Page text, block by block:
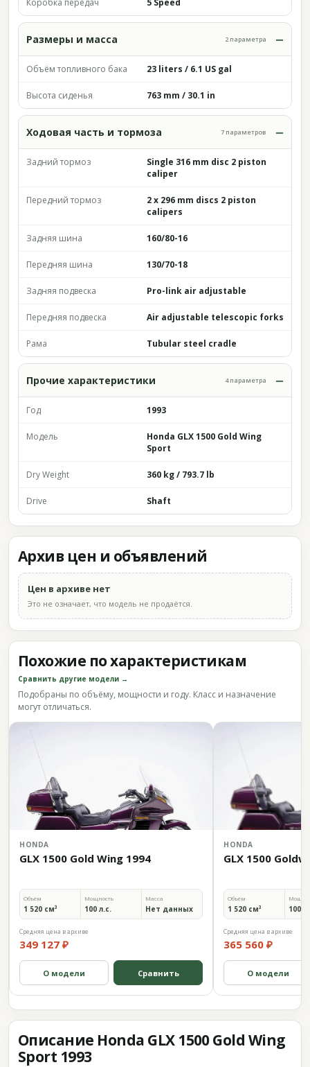
Коробка передач 5 Speed
Размеры и масса 2 параметра
Объём топливного бака 23 liters / 6.1 US gal
Высота сиденья 763 mm / 30.1 in
Ходовая часть и тормоза 7 параметров
Задний тормоз
Single 316 mm disc 2 piston
caliper
Передний тормоз
2 x 296 mm discs 2 piston
calipers
Задняя шина 160/80-16
Передняя шина 130/70-18
Задняя подвеска Pro-link air adjustable
Передняя подвеска Air adjustable telescopic forks
Рама Tubular steel cradle
Прочие характеристики 4 параметра
Год 1993
Модель
Honda GLX 1500 Gold Wing
Sport
Dry Weight 360 kg / 793.7 lb
Drive Shaft
Архив цен и объявлений
Цен в архиве нет
Это не означает, что модель не продаётся.
Похожие по характеристикам
Сравнить другие модели →
Подобраны по объёму, мощности и году. Класс и назначение
могут отличаться.
HONDA
GLX 1500 Gold Wing 1994
Объём
1 520 см³
Мощность
100 л.с.
Масса
Нет данных
Средняя цена в архиве
349 127 ₽
О модели Сравнить
HONDA
GLX 1500
Объём
1 520 см³ 100
Средняя цена в архиве
365 560 ₽
О модели
Описание Honda GLX 1500 Gold Wing
Sport 1993